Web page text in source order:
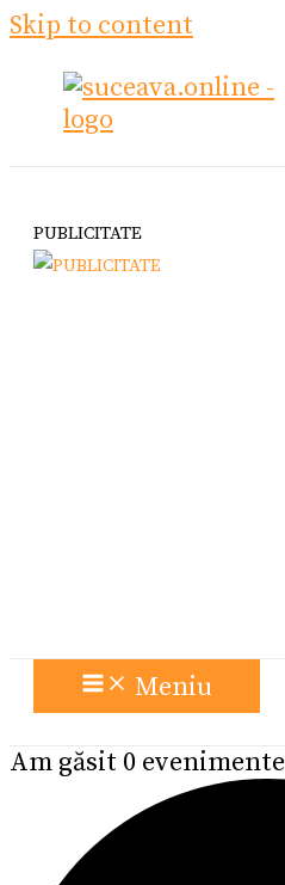
Skip to content
PUBLICITATE
Meniu
Am găsit 0 evenimente